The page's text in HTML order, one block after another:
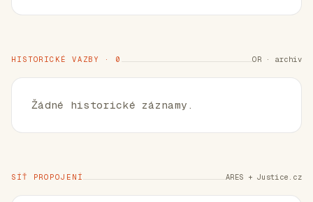
HISTORICKÉ VAZBY · 0 OR · archiv
Žádné historické záznamy.
SÍŤ PROPOJENÍ ARES + Justice.cz